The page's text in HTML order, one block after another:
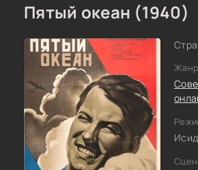
Пятый океан (1940)